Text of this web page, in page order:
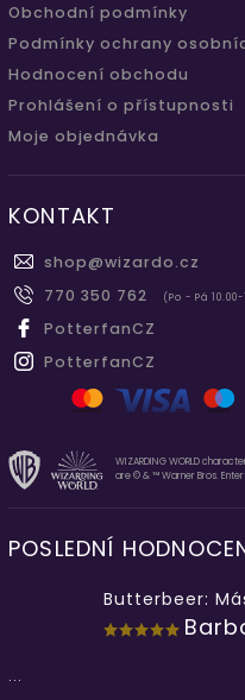
Obchodní podmínky
Podmínky ochrany
Hodnocení obchodu
Prohlášení o přístupnosti
Moje objednávka
KONTAKT
shop@wizardo.cz
770 350 762
(Po - Pá 10.00-
PotterfanCZ
PotterfanCZ
WIZARDING WORLD
are © & ™ Warner Bros.
POSLEDNÍ
Butterbeer:
...